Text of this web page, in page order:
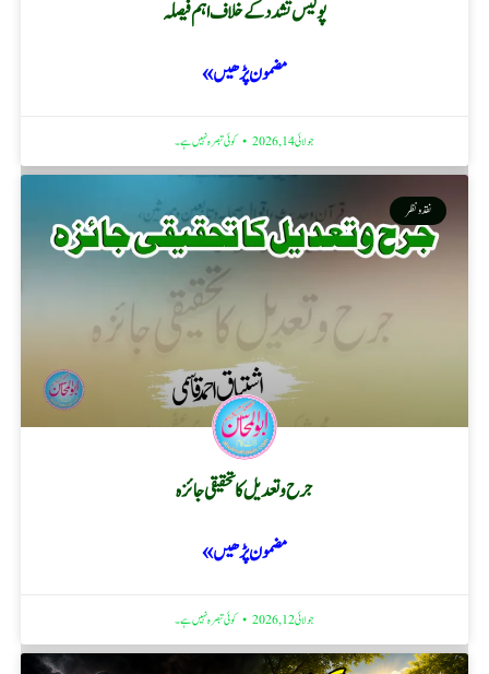
پولیس تشدد کے خلاف اہم فیصلہ
مضمون پڑھیں »
جولائی 14, 2026 کوئی تبصرہ نہیں ہے۔
نقد ونظر
جرح و تعدیل کا تحقیقی جائزہ
مضمون پڑھیں »
جولائی 12, 2026 کوئی تبصرہ نہیں ہے۔